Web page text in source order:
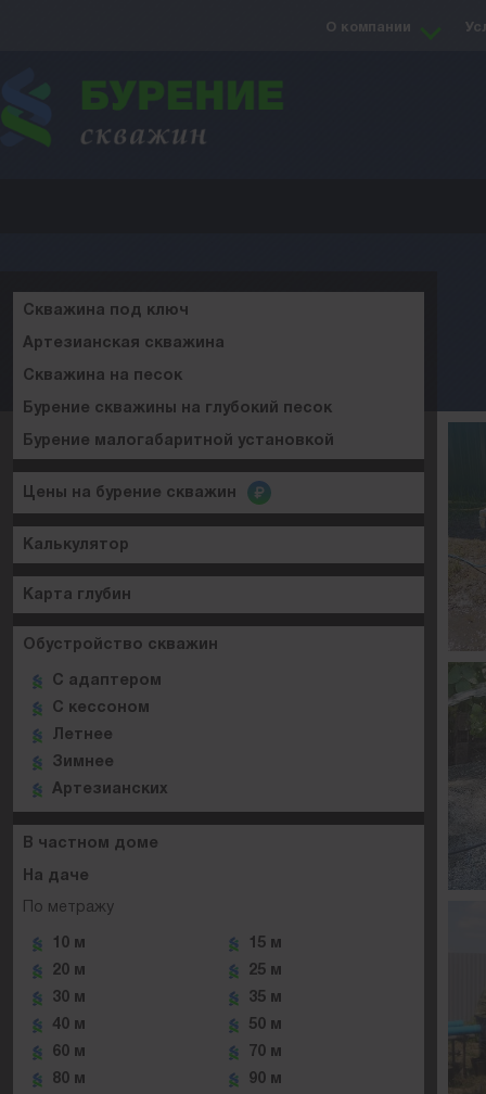
О компании
Скважина под ключ
Артезианская скважина
Скважина на песок
Бурение скважины на глубокий песок
Бурение малогабаритной установкой
Цены на бурение скважин
Калькулятор
Карта глубин
Обустройство скважин
C адаптером
C кессоном
Летнее
Зимнее
Артезианских
В частном доме
На даче
По метражу
10 м
15 м
20 м
25 м
30 м
35 м
40 м
50 м
60 м
70 м
80 м
90 м